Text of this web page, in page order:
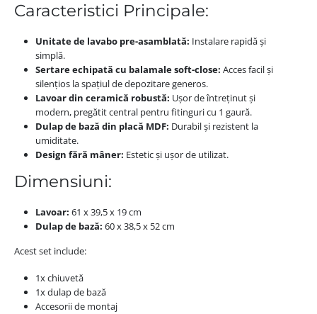
Caracteristici Principale:
Unitate de lavabo pre-asamblată: Instalare rapidă și
simplă.
Sertare echipată cu balamale soft-close: Acces facil și
silențios la spațiul de depozitare generos.
Lavoar din ceramică robustă: Ușor de întreținut și
modern, pregătit central pentru fitinguri cu 1 gaură.
Dulap de bază din placă MDF: Durabil și rezistent la
umiditate.
Design fără mâner: Estetic și ușor de utilizat.
Dimensiuni:
Lavoar: 61 x 39,5 x 19 cm
Dulap de bază: 60 x 38,5 x 52 cm
Acest set include:
1x chiuvetă
1x dulap de bază
Accesorii de montaj